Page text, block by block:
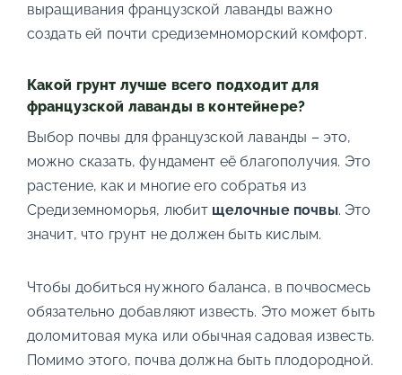
выращивания французской лаванды важно
создать ей почти средиземноморский комфорт.
Какой грунт лучше всего подходит для
французской лаванды в контейнере?
Выбор почвы для французской лаванды – это,
можно сказать, фундамент её благополучия. Это
растение, как и многие его собратья из
Средиземноморья, любит щелочные почвы. Это
значит, что грунт не должен быть кислым.
Чтобы добиться нужного баланса, в почвосмесь
обязательно добавляют известь. Это может быть
доломитовая мука или обычная садовая известь.
Помимо этого, почва должна быть плодородной.